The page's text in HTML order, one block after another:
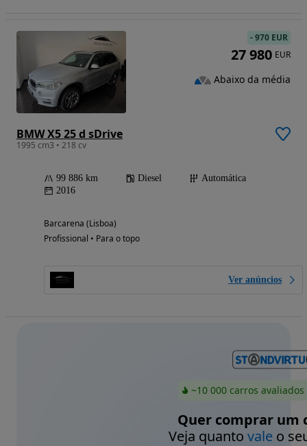
BMW X5 25 d sDrive
1995 cm3 • 218 cv
99 886 km Diesel
Automática
2016
Barcarena (Lisboa)
Profissional • Para o topo
Ver anúncios
-970 EUR
27 980 EUR
Abaixo da média
~10 000 carros
Quer comprar um
Veja quanto valeo